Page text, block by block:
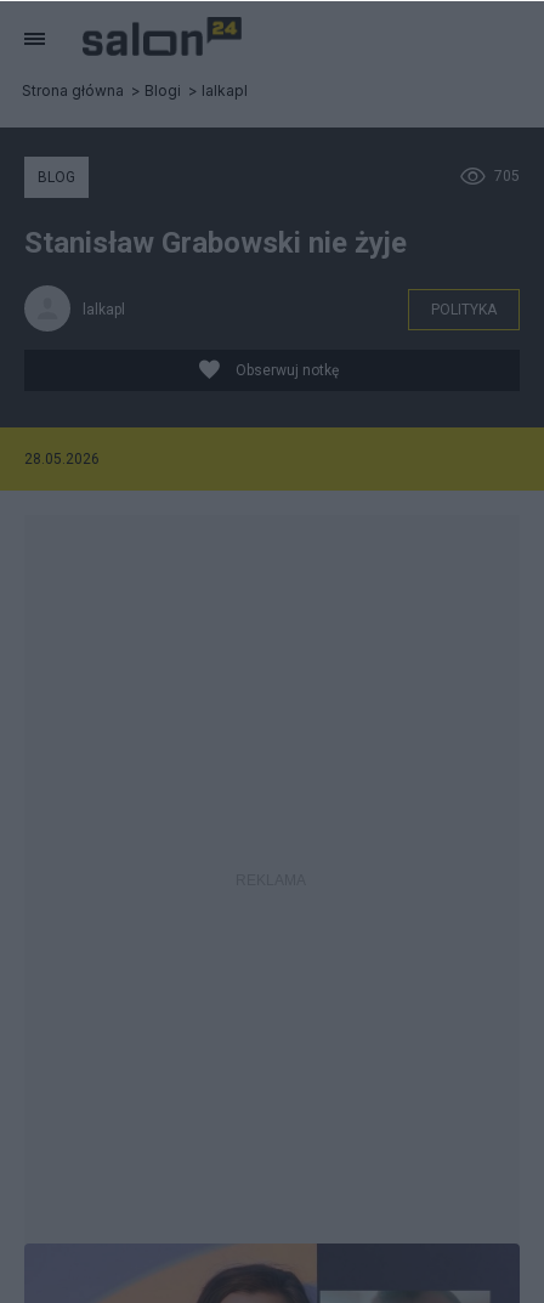
Strona główna Blogi lalkapl
705
BLOG
Stanisław Grabowski nie żyje
lalkapl POLITYKA
Obserwuj notkę
28.05.2026